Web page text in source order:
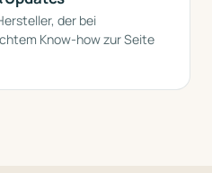
der bei
Know-how zur Seite